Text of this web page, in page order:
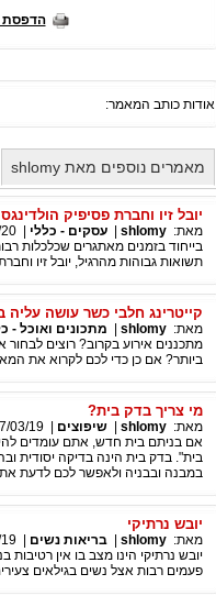
אודות כותב המאמר:
מאמרים נוספים מאת shlomy
יובל זיו וחברת פסיפיק
מאת: shlomy עסקים - כללי
בייחוד בזמנים מאתגרים שכלכלות
תשואות גבוהות מהרגיל, יובל זיו
קייטרינג חלבי כשר עושה עליה
מאת: shlomy מתכונים ואוכל -
מתכננים אירוע בקרוב? רוצים לבחור
ביותר? אם כן כדי לכם לקרוא את
מי צריך בדק בית?
מאת: shlomy שיפוצים 03/19
אם בניתם בית חדש, אתם עומדים
בית". בדק בית הינה בדיקה יסודית
במבנה ובבניה ולאפשר לכם לדעת
יובש נרתיקי
מאת: shlomy בריאות נשים
יובש נרתיקי הינו מצב בו אין
פעמים רבות אצל נשים בגילאים